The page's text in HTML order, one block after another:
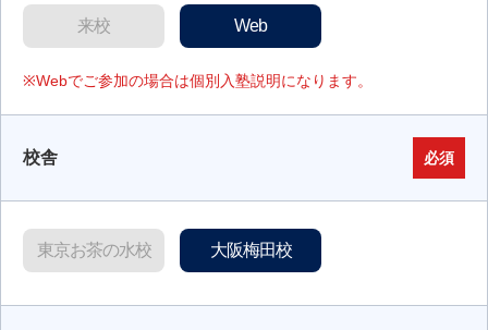
来校 Web
※Webでご参加の場合は個別入塾説明になります。
校舎 必須
東京お茶の水校 大阪梅田校